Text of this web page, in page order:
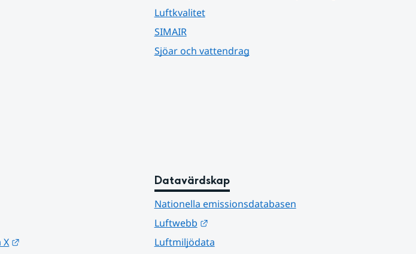
Luftkvalitet
SIMAIR
Sjöar och vattendrag
X
Datavärdskap
Nationella emissionsdatabasen
Luftwebb
Länk till annan webbplats.
Luftmiljödata